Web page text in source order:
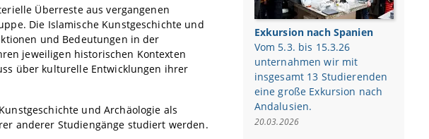
Überreste aus vergangenen
Die Islamische Kunstgeschichte und
und Bedeutungen in der
jeweiligen historischen Kontexten
über kulturelle Entwicklungen ihrer
und Archäologie als
anderer Studiengänge studiert werden.
Exkursion nach Spanien
Vom 5.3. bis 15.3.26
unternahmen wir mit
insgesamt 13 Studierenden
eine große Exkursion nach
Andalusien.
20.03.2026